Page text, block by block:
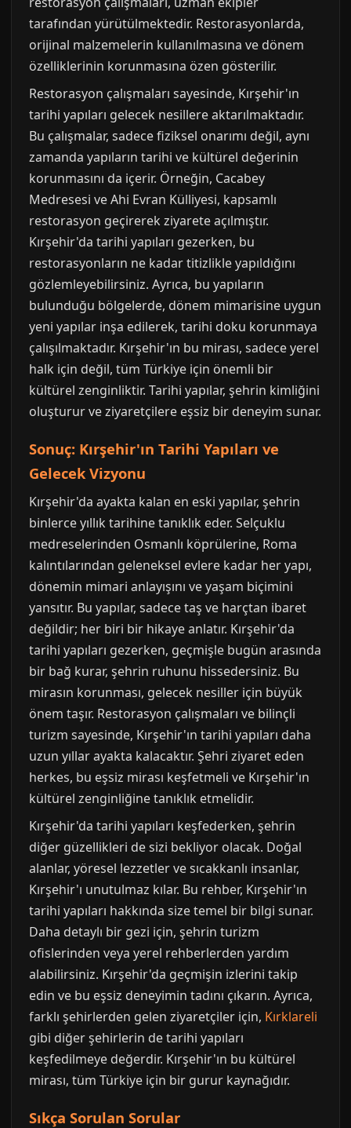
tarafından yürütülmektedir. Restorasyonlarda,
orijinal malzemelerin kullanılmasına ve dönem
özelliklerinin korunmasına özen gösterilir.
Restorasyon çalışmaları sayesinde, Kırşehir'ın
tarihi yapıları gelecek nesillere aktarılmaktadır.
Bu çalışmalar, sadece fiziksel onarımı değil, aynı
zamanda yapıların tarihi ve kültürel değerinin
korunmasını da içerir. Örneğin, Cacabey
Medresesi ve Ahi Evran Külliyesi, kapsamlı
restorasyon geçirerek ziyarete açılmıştır.
Kırşehir'da tarihi yapıları gezerken, bu
restorasyonların ne kadar titizlikle yapıldığını
gözlemleyebilirsiniz. Ayrıca, bu yapıların
bulunduğu bölgelerde, dönem mimarisine uygun
yeni yapılar inşa edilerek, tarihi doku korunmaya
çalışılmaktadır. Kırşehir'ın bu mirası, sadece yerel
halk için değil, tüm Türkiye için önemli bir
kültürel zenginliktir. Tarihi yapılar, şehrin kimliğini
oluşturur ve ziyaretçilere eşsiz bir deneyim sunar.
Sonuç: Kırşehir'ın Tarihi Yapıları ve
Gelecek Vizyonu
Kırşehir'da ayakta kalan en eski yapılar, şehrin
binlerce yıllık tarihine tanıklık eder. Selçuklu
medreselerinden Osmanlı köprülerine, Roma
kalıntılarından geleneksel evlere kadar her yapı,
dönemin mimari anlayışını ve yaşam biçimini
yansıtır. Bu yapılar, sadece taş ve harçtan ibaret
değildir; her biri bir hikaye anlatır. Kırşehir'da
tarihi yapıları gezerken, geçmişle bugün arasında
bir bağ kurar, şehrin ruhunu hissedersiniz. Bu
mirasın korunması, gelecek nesiller için büyük
önem taşır. Restorasyon çalışmaları ve bilinçli
turizm sayesinde, Kırşehir'ın tarihi yapıları daha
uzun yıllar ayakta kalacaktır. Şehri ziyaret eden
herkes, bu eşsiz mirası keşfetmeli ve Kırşehir'ın
kültürel zenginliğine tanıklık etmelidir.
Kırşehir'da tarihi yapıları keşfederken, şehrin
diğer güzellikleri de sizi bekliyor olacak. Doğal
alanlar, yöresel lezzetler ve sıcakkanlı insanlar,
Kırşehir'ı unutulmaz kılar. Bu rehber, Kırşehir'ın
tarihi yapıları hakkında size temel bir bilgi sunar.
Daha detaylı bir gezi için, şehrin turizm
ofislerinden veya yerel rehberlerden yardım
alabilirsiniz. Kırşehir'da geçmişin izlerini takip
edin ve bu eşsiz deneyimin tadını çıkarın. Ayrıca,
farklı şehirlerden gelen ziyaretçiler için, Kırklareli
gibi diğer şehirlerin de tarihi yapıları
keşfedilmeye değerdir. Kırşehir'ın bu kültürel
mirası, tüm Türkiye için bir gurur kaynağıdır.
Sıkça Sorulan Sorular